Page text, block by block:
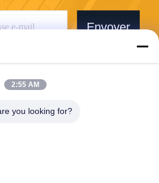
Envoyer
Technology Group Co.
2:55 AM
you looking for?